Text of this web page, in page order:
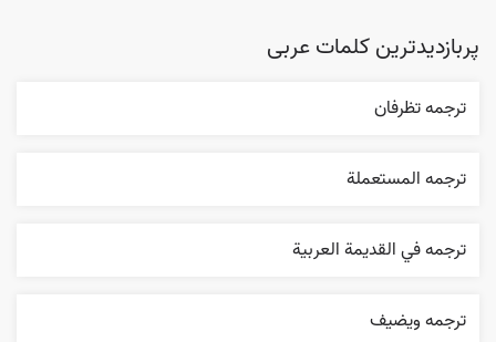
پربازدیدترین کلمات عربی
ترجمه تظرفان
ترجمه المستعملة
ترجمه في القديمة العربية
ترجمه ويضيف